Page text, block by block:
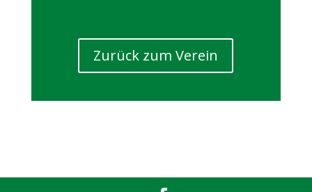
Zurück zum Verein